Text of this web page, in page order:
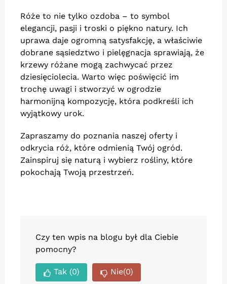
Róże to nie tylko ozdoba – to symbol
elegancji, pasji i troski o piękno natury. Ich
uprawa daje ogromną satysfakcję, a właściwie
dobrane sąsiedztwo i pielęgnacja sprawiają, że
krzewy różane mogą zachwycać przez
dziesięciolecia. Warto więc poświęcić im
trochę uwagi i stworzyć w ogrodzie
harmonijną kompozycję, która podkreśli ich
wyjątkowy urok.
Zapraszamy do poznania naszej oferty i
odkrycia róż, które odmienią Twój ogród.
Zainspiruj się naturą i wybierz rośliny, które
pokochają Twoją przestrzeń.
Czy ten wpis na blogu był dla Ciebie
pomocny?
Tak (0) Nie(0)